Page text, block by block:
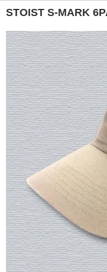
STOIST S-MARK